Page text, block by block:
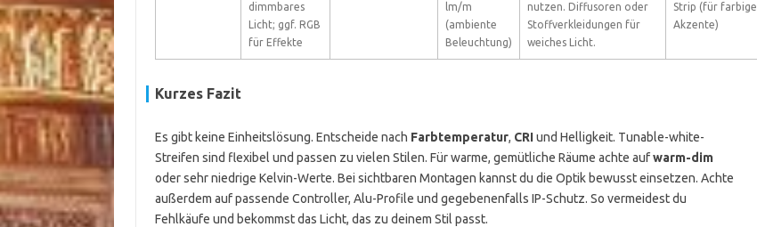
dimmbares
Licht; ggf. RGB
für Effekte
lm/m
(ambiente
Beleuchtung)
nutzen. Diffusoren oder
Stoffverkleidungen für
weiches Licht.
Strip (für farbige
Akzente)
Kurzes Fazit
Es gibt keine Einheitslösung. Entscheide nach Farbtemperatur, CRIund Helligkeit. Tunable-white-
Streifen sind flexibel und passen zu vielen Stilen. Für warme, gemütliche Räume achte aufwarm-dim
oder sehr niedrige Kelvin-Werte. Bei sichtbaren Montagen kannst du die Optik bewusst einsetzen. Achte
außerdem auf passende Controller, Alu-Profile und gegebenenfalls IP-Schutz. So vermeidest du
Fehlkäufe und bekommst das Licht, das zu deinem Stil passt.